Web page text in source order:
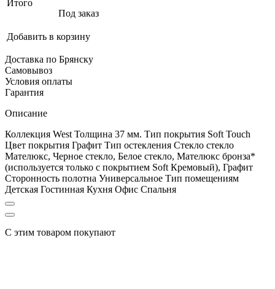
Итого
Под заказ
Добавить в корзину
Доставка по Брянску
Самовывоз
Условия оплаты
Гарантия
Описание
Коллекция West Толщина 37 мм. Тип покрытия Soft Touch
Цвет покрытия Графит Тип остекления Стекло стекло
Мателюкс, Черное стекло, Белое стекло, Мателюкс бронза*
(используется только с покрытием Soft Кремовый), Графит
Сторонность полотна Универсальное Тип помещениям
Детская Гостинная Кухня Офис Спальня
С этим товаром покупают